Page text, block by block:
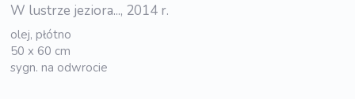
W lustrze jeziora..., 2014 r.
olej, płótno
50 x 60 cm
sygn. na odwrocie